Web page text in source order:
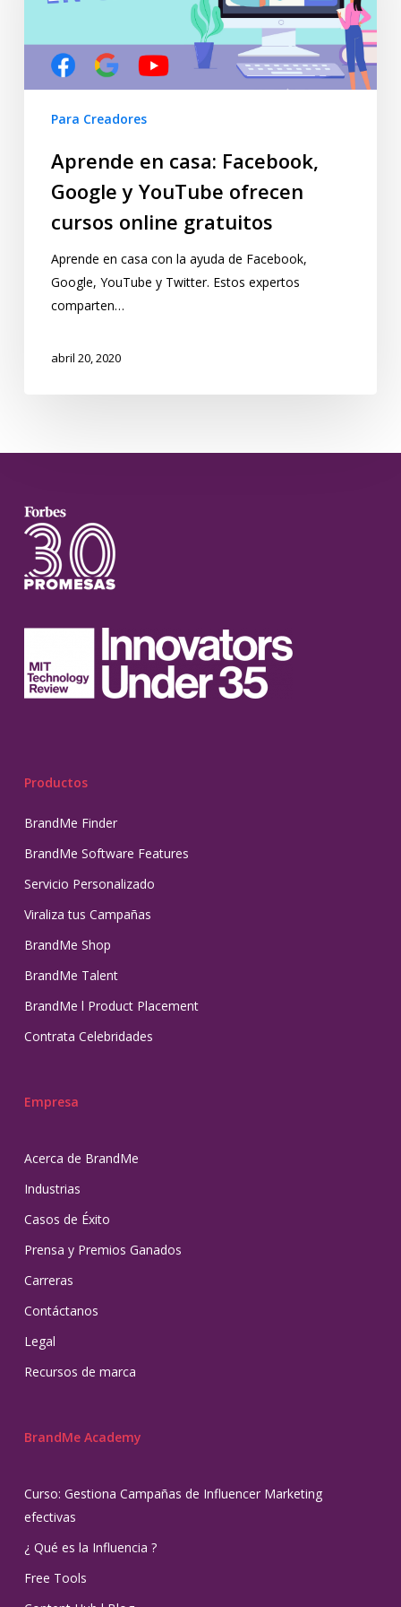
Para Creadores
Aprende en casa: Facebook,
Google y YouTube ofrecen
cursos online gratuitos
Aprende en casa con la ayuda de Facebook,
Google, YouTube y Twitter. Estos expertos
comparten…
abril 20, 2020
Productos
BrandMe Finder
BrandMe Software Features
Servicio Personalizado
Viraliza tus Campañas
BrandMe Shop
BrandMe Talent
BrandMe l Product Placement
Contrata Celebridades
Empresa
Acerca de BrandMe
Industrias
Casos de Éxito
Prensa y Premios Ganados
Carreras
Contáctanos
Legal
Recursos de marca
BrandMe Academy
Curso: Gestiona Campañas de Influencer Marketing
efectivas
¿ Qué es la Influencia ?
Free Tools